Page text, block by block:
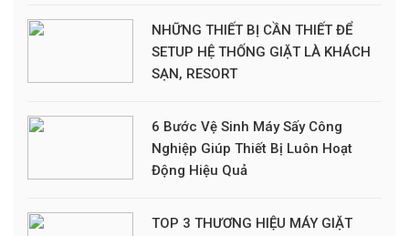
NHỮNG THIẾT BỊ CẦN THIẾT ĐỂ
SETUP HỆ THỐNG GIẶT LÀ KHÁCH
SẠN, RESORT
6 Bước Vệ Sinh Máy Sấy Công
Nghiệp Giúp Thiết Bị Luôn Hoạt
Động Hiệu Quả
TOP 3 THƯƠNG HIỆU MÁY GIẶT